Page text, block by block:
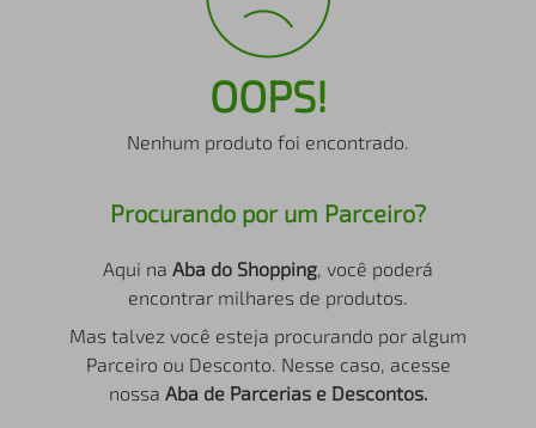
OOPS!
Nenhum produto foi encontrado.
Procurando por um Parceiro?
Aqui na Aba do Shopping, você poderá
encontrar milhares de produtos.
Mas talvez você esteja procurando por algum
Parceiro ou Desconto. Nesse caso, acesse
nossa Aba de Parcerias e Descontos.